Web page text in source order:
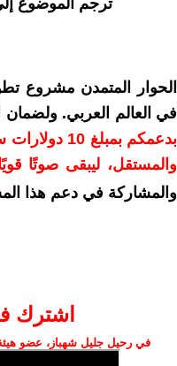
ترجم الموضوع
الحوار المتمدن مشروع
في العالم العربي.
بدعمكم
والمستقل، ليبقى صوتًا
والمشاركة في دعم هذا
اشترك
في رحيل جليل شهباز، عضو هيئة